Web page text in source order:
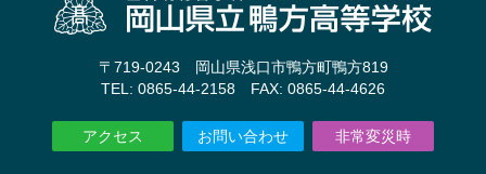
〒719-0243 岡山県浅口市鴨方町鴨方819
TEL: 0865-44-2158 FAX: 0865-44-4626
アクセス お問い合わせ 非常変災時